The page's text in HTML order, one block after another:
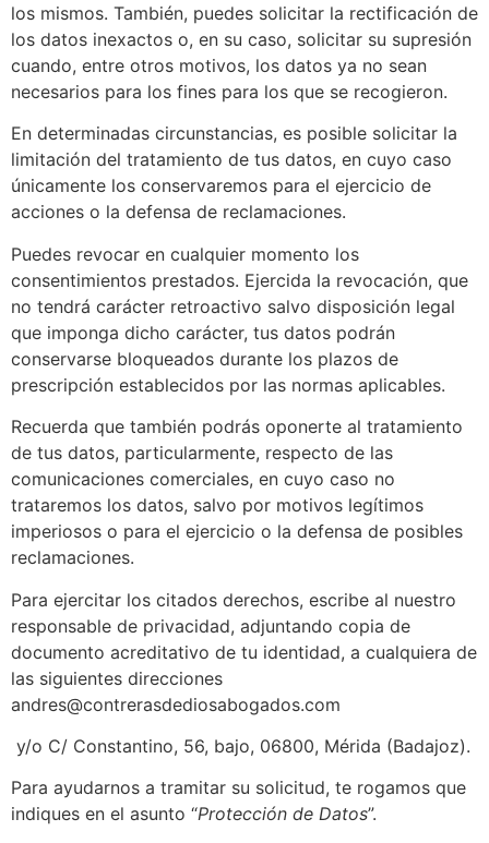
los mismos. También, puedes solicitar la rectificación de
los datos inexactos o, en su caso, solicitar su supresión
cuando, entre otros motivos, los datos ya no sean
necesarios para los fines para los que se recogieron.
En determinadas circunstancias, es posible solicitar la
limitación del tratamiento de tus datos, en cuyo caso
únicamente los conservaremos para el ejercicio de
acciones o la defensa de reclamaciones.
Puedes revocar en cualquier momento los
consentimientos prestados. Ejercida la revocación, que
no tendrá carácter retroactivo salvo disposición legal
que imponga dicho carácter, tus datos podrán
conservarse bloqueados durante los plazos de
prescripción establecidos por las normas aplicables.
Recuerda que también podrás oponerte al tratamiento
de tus datos, particularmente, respecto de las
comunicaciones comerciales, en cuyo caso no
trataremos los datos, salvo por motivos legítimos
imperiosos o para el ejercicio o la defensa de posibles
reclamaciones.
Para ejercitar los citados derechos, escribe al nuestro
responsable de privacidad, adjuntando copia de
documento acreditativo de tu identidad, a cualquiera de
las siguientes direcciones
andres@contrerasdediosabogados.com
y/o C/ Constantino, 56, bajo, 06800, Mérida (Badajoz).
Para ayudarnos a tramitar su solicitud, te rogamos que
indiques en el asunto “Protección de Datos”.